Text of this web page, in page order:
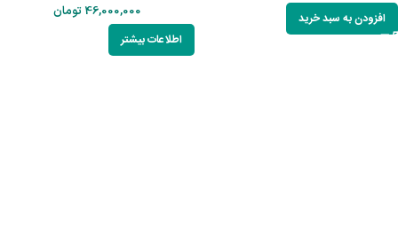
افزودن به سبد خرید
46,000,000 تومان
اطلاعات بیشتر